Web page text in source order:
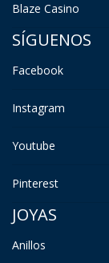
Blaze Casino
SÍGUENOS
Facebook
Instagram
Youtube
Pinterest
JOYAS
Anillos